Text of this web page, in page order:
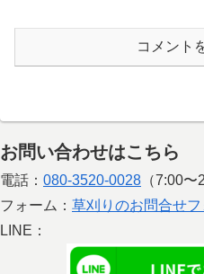
コメント
お問い合わせはこちら
電話： 080-3520-0028 （7:00
フォーム： 草刈りのお問合せフ
LINE：